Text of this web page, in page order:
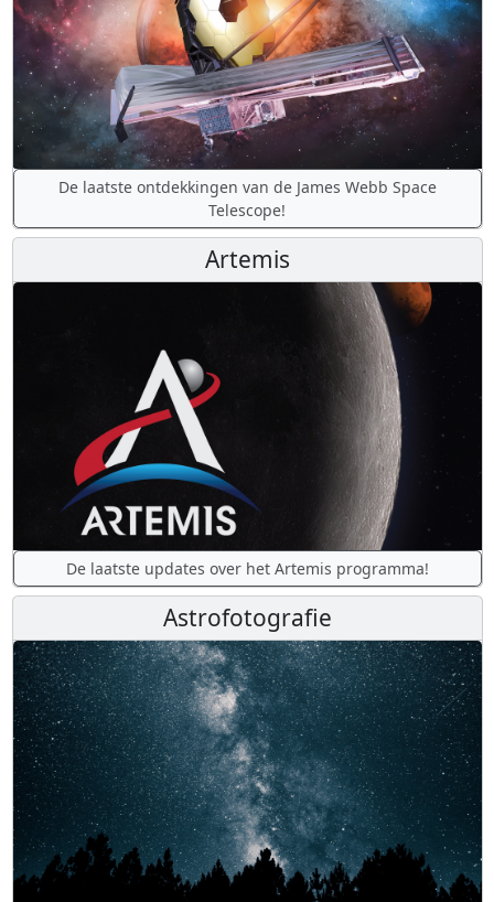
De laatste ontdekkingen van de James Webb Space
Telescope!
Artemis
De laatste updates over het Artemis programma!
Astrofotografie